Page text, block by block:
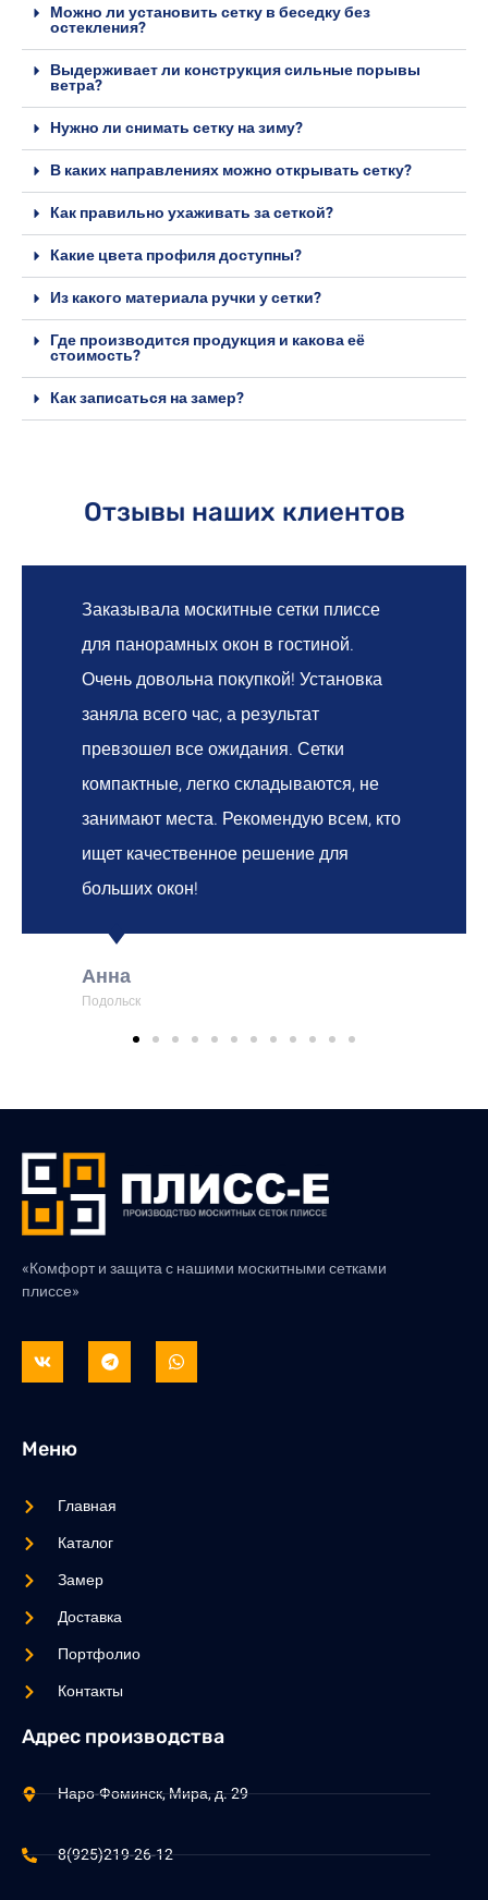
Можно ли установить сетку в беседку без
остекления?
Выдерживает ли конструкция сильные порывы
ветра?
Нужно ли снимать сетку на зиму?
В каких направлениях можно открывать сетку?
Как правильно ухаживать за сеткой?
Какие цвета профиля доступны?
Из какого материала ручки у сетки?
Где производится продукция и какова её
стоимость?
Как записаться на замер?
Отзывы наших клиентов
Заказывала москитные сетки плиссе
для панорамных окон в гостиной.
Очень довольна покупкой! Установка
заняла всего час, а результат
превзошел все ожидания. Сетки
компактные, легко складываются, не
занимают места. Рекомендую всем, кто
ищет качественное решение для
больших окон!
Анна
Подольск
«Комфорт и защита с нашими москитными сетками
плиссе»
Меню
Главная
Каталог
Замер
Доставка
Портфолио
Контакты
Адрес производства
Наро-Фоминск, Мира, д. 29
8(925)219-26-12